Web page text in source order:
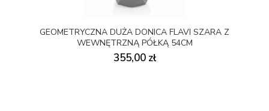
GEOMETRYCZNA DUŻA DONICA FLAVI SZARA Z
WEWNĘTRZNĄ PÓŁKĄ 54CM
355,00 zł